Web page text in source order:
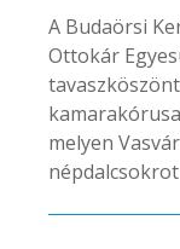
05-
04
A Budaörsi
Ottokár
melyen